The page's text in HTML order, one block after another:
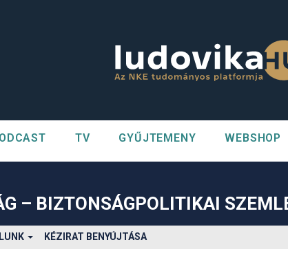
TV GYŰJTEMENY WEBSHOP
– BIZTONSÁGPOLITIKAI
KÉZIRAT BENYÚJTÁSA